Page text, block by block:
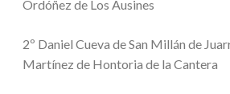
Ordóñez de Los Ausines
2º Daniel Cueva de San Millán de
Martínez de Hontoria de la Cantera